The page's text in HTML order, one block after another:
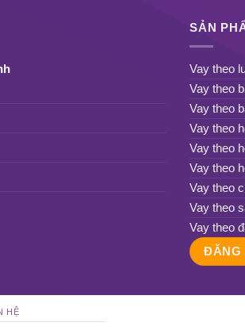
SẢN
Vay theo
Vay theo
Vay theo
Vay theo
Vay theo
Vay theo
Vay theo
Vay theo
Vay theo
ĐĂNG
HỆ